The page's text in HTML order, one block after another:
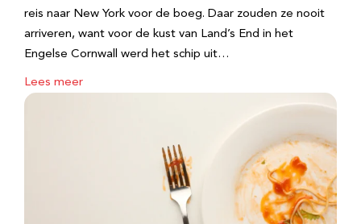
reis naar New York voor de boeg. Daar zouden ze nooit
arriveren, want voor de kust van Land’s End in het
Engelse Cornwall werd het schip uit…
Lees meer